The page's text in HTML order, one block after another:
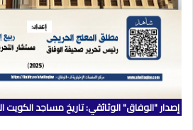
إصدار "الوفاق" الوثائقي: تاريخ مساجد الكويت